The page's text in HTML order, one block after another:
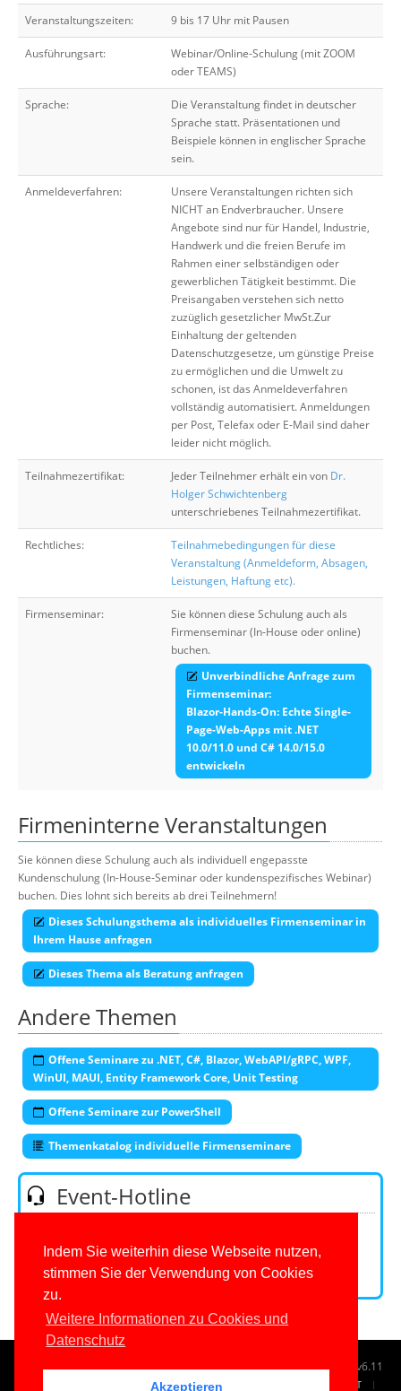
Indem Sie weiterhin diese Webseite nutzen,
stimmen Sie der Verwendung von Cookies
zu.
Weitere Informationen zu Cookies und
Datenschutz
Akzeptieren
Veranstaltungszeiten: 9 bis 17 Uhr mit Pausen
Ausführungsart:
Webinar/Online-Schulung (mit ZOOM
oder TEAMS)
Sprache:
Die Veranstaltung findet in deutscher
Sprache statt. Präsentationen und
Beispiele können in englischer Sprache
sein.
Anmeldeverfahren:
Unsere Veranstaltungen richten sich
NICHT an Endverbraucher. Unsere
Angebote sind nur für Handel, Industrie,
Handwerk und die freien Berufe im
Rahmen einer selbständigen oder
gewerblichen Tätigkeit bestimmt. Die
Preisangaben verstehen sich netto
zuzüglich gesetzlicher MwSt.Zur
Einhaltung der geltenden
Datenschutzgesetze, um günstige Preise
zu ermöglichen und die Umwelt zu
schonen, ist das Anmeldeverfahren
vollständig automatisiert. Anmeldungen
per Post, Telefax oder E-Mail sind daher
leider nicht möglich.
Teilnahmezertifikat: Jeder Teilnehmer erhält ein von Dr.
Holger Schwichtenberg
unterschriebenes Teilnahmezertifikat.
Rechtliches:
Teilnahmebedingungen für diese
Veranstaltung (Anmeldeform, Absagen,
Leistungen, Haftung etc).
Firmenseminar:
Sie können diese Schulung auch als
Firmenseminar (In-House oder online)
buchen.
Unverbindliche Anfrage zum
Firmenseminar:
Blazor-Hands-On: Echte Single-
Page-Web-Apps mit .NET
10.0/11.0 und C# 14.0/15.0
entwickeln
Firmeninterne Veranstaltungen
Sie können diese Schulung auch als individuell engepasste
Kundenschulung (In-House-Seminar oder kundenspezifisches Webinar)
buchen. Dies lohnt sich bereits ab drei Teilnehmern!
Dieses Schulungsthema als individuelles Firmenseminar in
Ihrem Hause anfragen
Dieses Thema als Beratung anfragen
Andere Themen
Offene Seminare zu .NET, C#, Blazor, WebAPI/gRPC, WPF,
WinUI, MAUI, Entity Framework Core, Unit Testing
Offene Seminare zur PowerShell
Themenkatalog individuelle Firmenseminare
Event-Hotline
E-Mail:
Kontaktformular
© 1996-2026www.IT-Visions.at-Dr. Holger Schwichtenberg v6.11
TAG CLOUD KONTAKT